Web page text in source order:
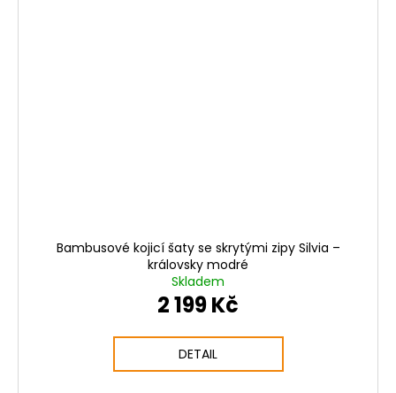
Bambusové kojicí šaty se skrytými zipy Silvia –
královsky modré
Skladem
2 199 Kč
DETAIL